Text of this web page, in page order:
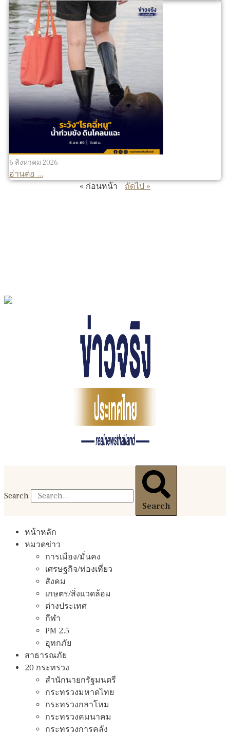
6 สิงหาคม 2026
อ่านต่อ ...
« ก่อนหน้า
ถัดไป »
Search
Search
หน้าหลัก
หมวดข่าว
การเมือง/มั่นคง
เศรษฐกิจ/ท่องเที่ยว
สังคม
เกษตร/สิ่งแวดล้อม
ต่างประเทศ
กีฬา
PM 2.5
อุทกภัย
สาธารณภัย
20 กระทรวง
สํานักนายกรัฐมนตรี
กระทรวงมหาดไทย
กระทรวงกลาโหม
กระทรวงคมนาคม
กระทรวงการคลัง